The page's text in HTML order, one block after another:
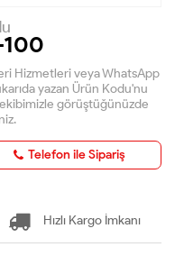
Hizmetleri veya WhatsApp
yazan Ürün Kodu'nu
ekibimizle görüştüğünüzde
Telefon ile Sipariş
Hızlı Kargo İmkanı